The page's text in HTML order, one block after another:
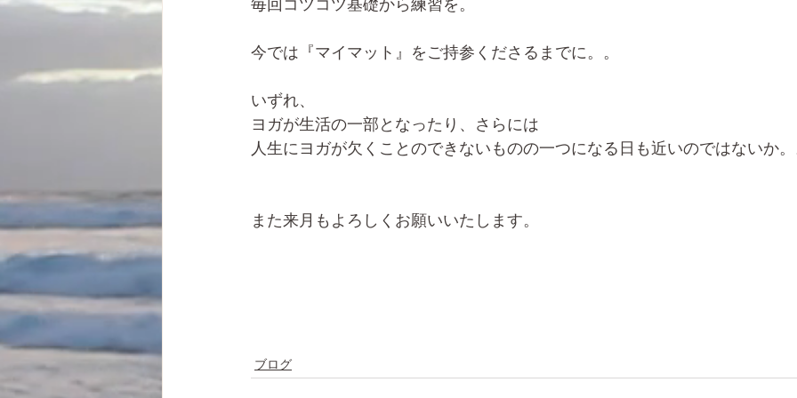
毎回コツコツ基礎から練習を。
今では『マイマット』をご持参くださるまでに。。
いずれ、
ヨガが生活の一部となったり、さらには
人生にヨガが欠くことのできないものの一つになる日も近いのではないか
また来月もよろしくお願いいたします。
ブログ